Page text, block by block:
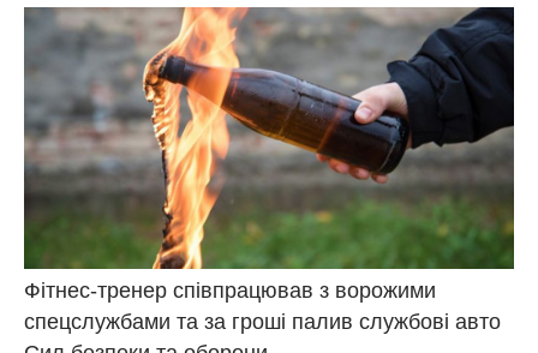
Фітнес-тренер співпрацював з ворожими
спецслужбами та за гроші палив службові авто